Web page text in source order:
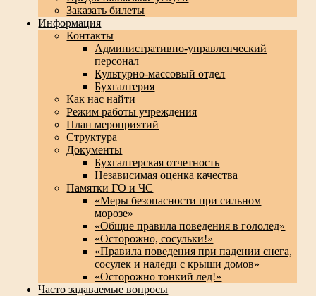
Заказать билеты
Информация
Контакты
Административно-управленческий
персонал
Культурно-массовый отдел
Бухгалтерия
Как нас найти
Режим работы учреждения
План мероприятий
Структура
Документы
Бухгалтерская отчетность
Независимая оценка качества
Памятки ГО и ЧС
«Меры безопасности при сильном
морозе»
«Общие правила поведения в гололед»
«Осторожно, сосульки!»
«Правила поведения при падении снега,
сосулек и наледи с крыши домов»
«Осторожно тонкий лед!»
Часто задаваемые вопросы